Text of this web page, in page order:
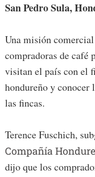
San Pedro Sula,
Una misión
compradoras de café
visitan el país con el
hondureño y conocer
las fincas.
Terence Fuschich,
Compañía
dijo que los